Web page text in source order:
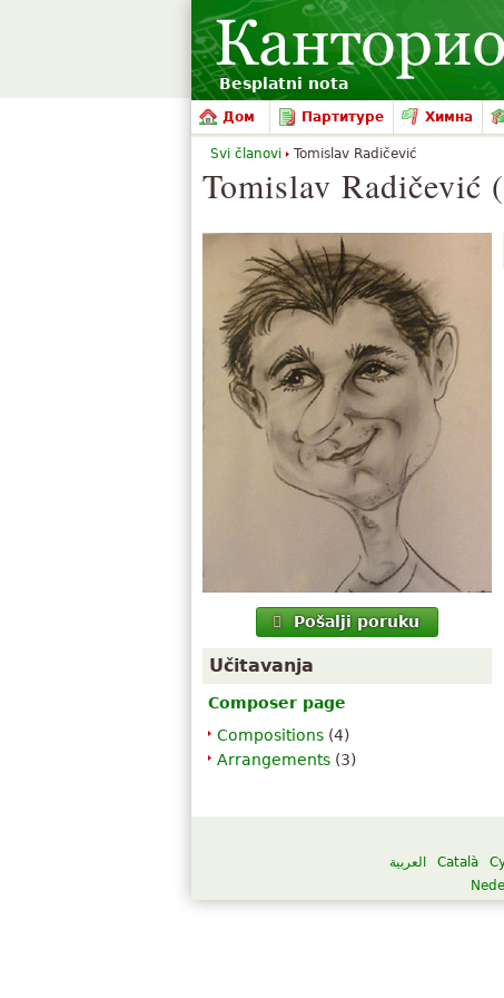
Besplatni nota
Дом Партитуре Химна
Tomislav Radičević
Pošalji poruku
Učitavanja
Composer page
Compositions (4)
Arrangements (3)
Svi članovi Tomislav Radičević
العربية Català